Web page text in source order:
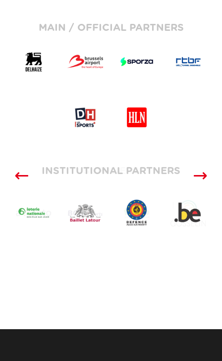
MAIN / OFFICIAL PARTNERS
SUPPLIERS
INSTITUTIONAL PARTNERS